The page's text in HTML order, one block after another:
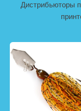
Дистрибьюторы